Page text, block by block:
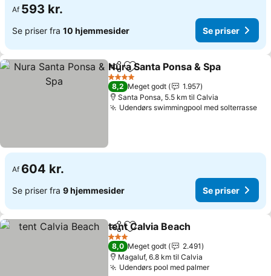
Af 593 kr.
Se priser fra 10 hjemmesider Se priser
Del Føj til favoritter
Nura Santa Ponsa & Spa
4 Stjerner
8,2 Meget godt
1.957
Santa Ponsa, 5.5 km til Calvia
Udendørs swimmingpool med solterrasse
Af 604 kr.
Se priser fra 9 hjemmesider Se priser
Del Føj til favoritter
tent Calvia Beach
3 Stjerner
8,0 Meget godt
2.491
Magaluf, 6.8 km til Calvia
Udendørs pool med palmerSe priser